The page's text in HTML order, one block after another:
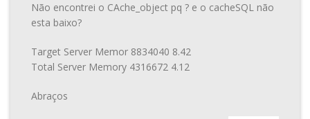
Não encontrei o CAche_object pq ? e o cacheSQL não
esta baixo?
Target Server Memor 8834040 8.42
Total Server Memory 4316672 4.12
Abraços